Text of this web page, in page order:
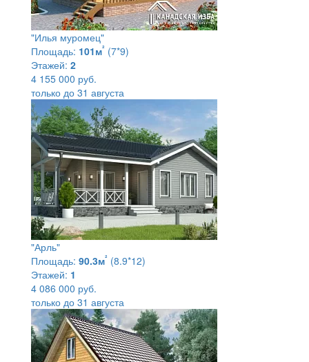
"Илья муромец"
Площадь: 101м² (7*9)
Этажей: 2
4 155 000 руб.
только до 31 августа
"Арль"
Площадь: 90.3м² (8.9*12)
Этажей: 1
4 086 000 руб.
только до 31 августа